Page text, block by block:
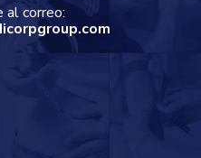
al correo: